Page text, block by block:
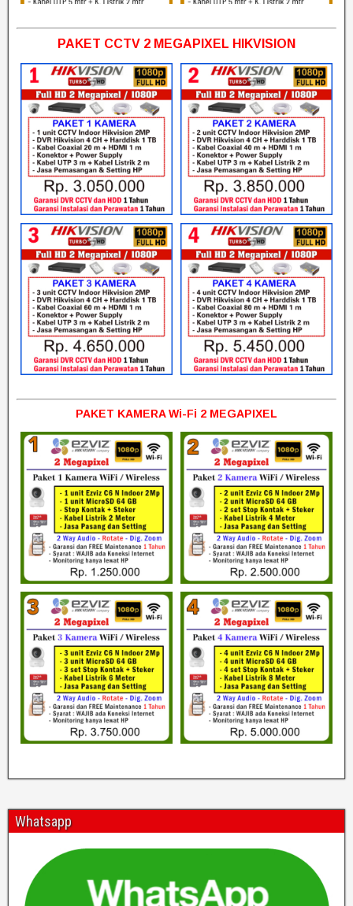
PAKET CCTV 2 MEGAPIXEL HIKVISION
PAKET KAMERA Wi-Fi 2 MEGAPIXEL
Whatsapp